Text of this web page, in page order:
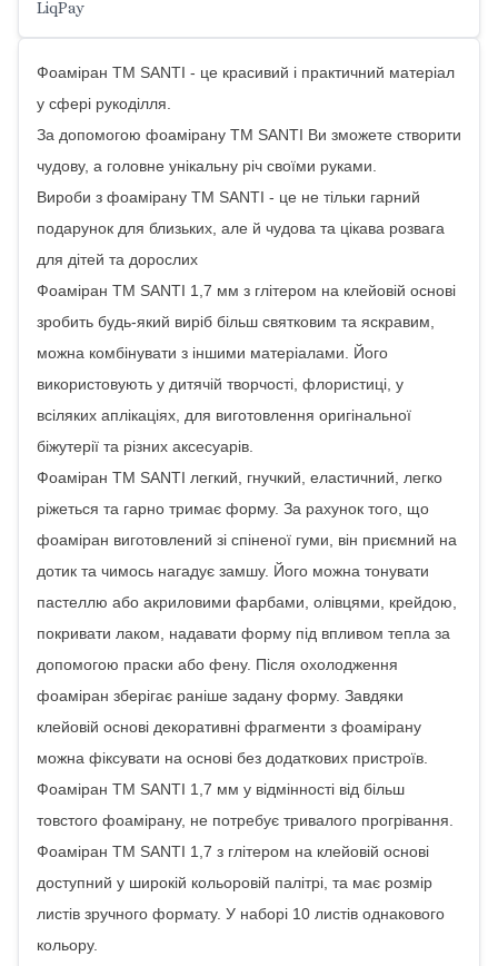
LiqPay
Фоаміран ТМ SANTI - це красивий і практичний матеріал
у сфері рукоділля.
За допомогою фоамірану ТМ SANTI Ви зможете створити
чудову, а головне унікальну річ своїми руками.
Вироби з фоамірану ТМ SANTI - це не тільки гарний
подарунок для близьких, але й чудова та цікава розвага
для дітей та дорослих
Фоаміран ТМ SANTI 1,7 мм з глітером на клейовій основі
зробить будь-який виріб більш святковим та яскравим,
можна комбінувати з іншими матеріалами. Його
використовують у дитячій творчості, флористиці, у
всіляких аплікаціях, для виготовлення оригінальної
біжутерії та різних аксесуарів.
Фоаміран ТМ SANTI легкий, гнучкий, еластичний, легко
ріжеться та гарно тримає форму. За рахунок того, що
фоаміран виготовлений зі спіненої гуми, він приємний на
дотик та чимось нагадує замшу. Його можна тонувати
пастеллю або акриловими фарбами, олівцями, крейдою,
покривати лаком, надавати форму під впливом тепла за
допомогою праски або фену. Після охолодження
фоаміран зберігає раніше задану форму. Завдяки
клейовій основі декоративні фрагменти з фоамірану
можна фіксувати на основі без додаткових пристроїв.
Фоаміран ТМ SANTI 1,7 мм у відмінності від більш
товстого фоамірану, не потребує тривалого прогрівання.
Фоаміран ТМ SANTI 1,7 з глітером на клейовій основі
доступний у широкій кольоровій палітрі, та має розмір
листів зручного формату. У наборі 10 листів однакового
кольору.